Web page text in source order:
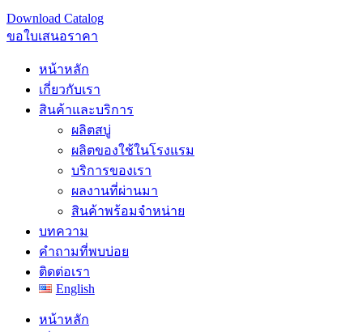
Download Catalog
ขอใบเสนอราคา
หน้าหลัก
เกี่ยวกับเรา
สินค้าและบริการ
ผลิตสบู่
ผลิตของใช้ในโรงแรม
บริการของเรา
ผลงานที่ผ่านมา
สินค้าพร้อมจำหน่าย
บทความ
คำถามที่พบบ่อย
ติดต่อเรา
English
หน้าหลัก